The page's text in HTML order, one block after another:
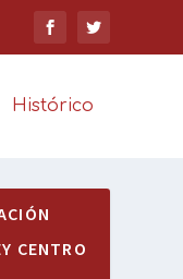
Histórico
CENTRO